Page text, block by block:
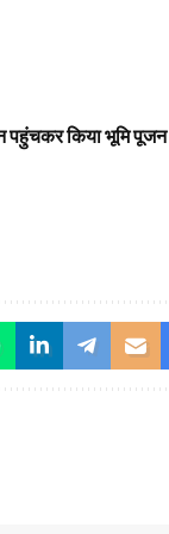
पहुंचकर किया भूमि पूजन